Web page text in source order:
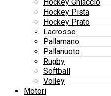
Hockey Ghiaccio
Hockey Pista
Hockey Prato
Lacrosse
Pallamano
Pallanuoto
Rugby
Softball
Volley
Motori